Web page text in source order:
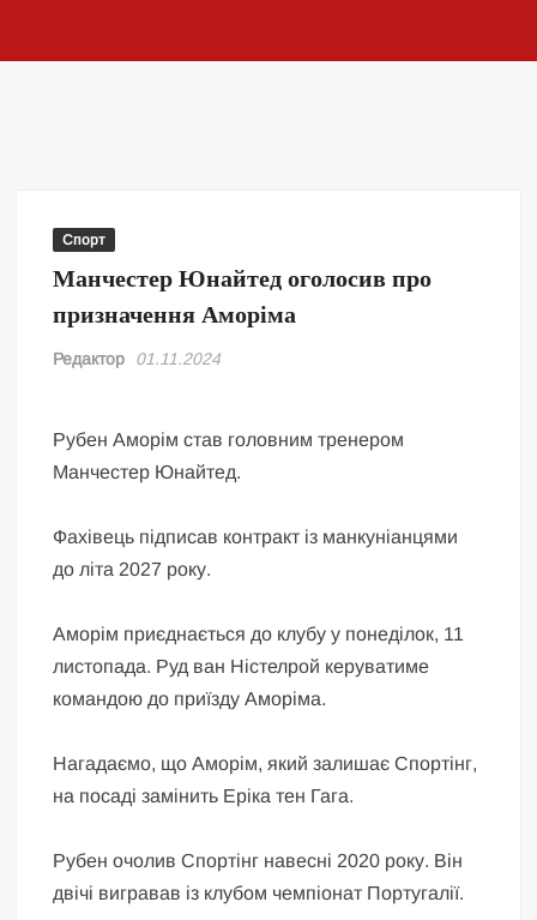
Спорт
Манчестер Юнайтед оголосив про
призначення Аморіма
Редактор 01.11.2024
Рубен Аморім став головним тренером
Манчестер Юнайтед.
Фахівець підписав контракт із манкуніанцями
до літа 2027 року.
Аморім приєднається до клубу у понеділок, 11
листопада. Руд ван Ністелрой керуватиме
командою до приїзду Аморіма.
Нагадаємо, що Аморім, який залишає Спортінг,
на посаді замінить Еріка тен Гага.
Рубен очолив Спортінг навесні 2020 року. Він
двічі вигравав із клубом чемпіонат Португалії.